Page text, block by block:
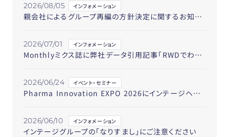
2026/08/05 インフォメーション
親会社によるグループ再編の方針決定に関するお知らせ
2026/07/01 インフォメーション
Monthlyミクス誌に弊社データ引用記事「RWDでわかる！新規処方の先をよむ」の第49回が掲載されました。 テーマは「ドライアイ 新薬アバレプトが順調な初動」です。
2026/06/24 イベント・セミナー
Pharma Innovation EXPO 2026にインテージヘルスケアのメンバーが登壇します
2026/06/10 インフォメーション
インテージグループの「なりすまし」にご注意ください